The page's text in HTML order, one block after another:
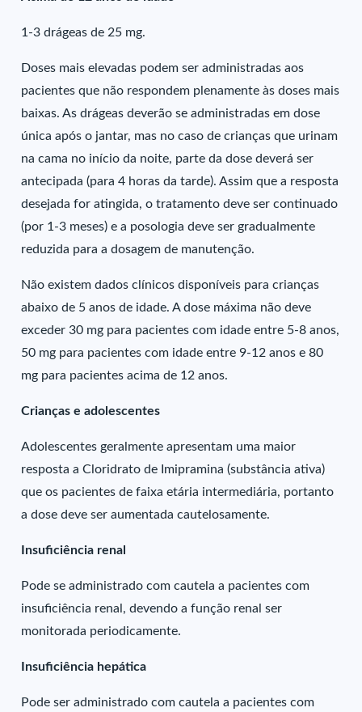
1-3 drágeas de 25 mg.
Doses mais elevadas podem ser administradas aos
pacientes que não respondem plenamente às doses mais
baixas. As drágeas deverão se administradas em dose
única após o jantar, mas no caso de crianças que urinam
na cama no início da noite, parte da dose deverá ser
antecipada (para 4 horas da tarde). Assim que a resposta
desejada for atingida, o tratamento deve ser continuado
(por 1-3 meses) e a posologia deve ser gradualmente
reduzida para a dosagem de manutenção.
Não existem dados clínicos disponíveis para crianças
abaixo de 5 anos de idade. A dose máxima não deve
exceder 30 mg para pacientes com idade entre 5-8 anos,
50 mg para pacientes com idade entre 9-12 anos e 80
mg para pacientes acima de 12 anos.
Crianças e adolescentes
Adolescentes geralmente apresentam uma maior
resposta a Cloridrato de Imipramina (substância ativa)
que os pacientes de faixa etária intermediária, portanto
a dose deve ser aumentada cautelosamente.
Insuficiência renal
Pode se administrado com cautela a pacientes com
insuficiência renal, devendo a função renal ser
monitorada periodicamente.
Insuficiência hepática
Pode ser administrado com cautela a pacientes com